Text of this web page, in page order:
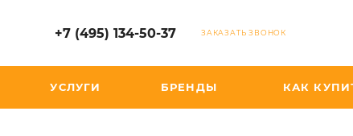
+7 (495) 134-50-37 ЗАКАЗАТЬ ЗВОНОК
УСЛУГИ БРЕНДЫ КАК